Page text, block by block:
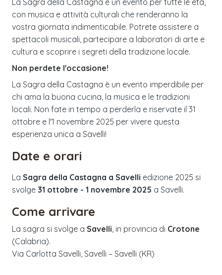
con musica e attività culturali che renderanno la
vostra giornata indimenticabile. Potrete assistere a
spettacoli musicali, partecipare a laboratori di arte e
cultura e scoprire i segreti della tradizione locale.
Non perdete l'occasione!
La Sagra della Castagna è un evento imperdibile per
chi ama la buona cucina, la musica e le tradizioni
locali. Non fate in tempo a perderla e riservate il 31
ottobre e l'1 novembre 2025 per vivere questa
esperienza unica a Savelli!
Date e orari
La Sagra della Castagna a Savelli edizione 2025 si
svolge 31 ottobre - 1 novembre 2025 a Savelli.
Come arrivare
La sagra si svolge a Savelli , in provincia di Crotone
(Calabria).
Via Carlotta Savelli, Savelli – Savelli (KR)